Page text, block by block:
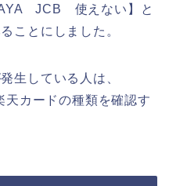
JCB 使えない】と
ことにしました。
生している人は、
カードの種類を確認す